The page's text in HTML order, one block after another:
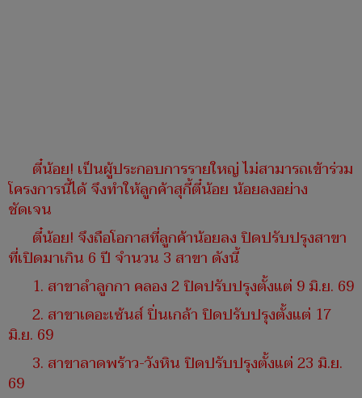
ตี๋น้อย! เป็นผู้ประกอบการรายใหญ่ ไม่สามารถเข้าร่วม
โครงการนี้ได้ จึงทำให้ลูกค้าสุกี้ตี๋น้อย น้อยลงอย่าง
ชัดเจน
ตี๋น้อย! จึงถือโอกาสที่ลูกค้าน้อยลง ปิดปรับปรุงสาขา
ที่เปิดมาเกิน 6 ปี จำนวน 3 สาขา ดังนี้
1. สาขาลำลูกกา คลอง 2 ปิดปรับปรุงตั้งแต่ 9 มิ.ย. 69
2. สาขาเดอะเซ้นส์ ปิ่นเกล้า ปิดปรับปรุงตั้งแต่ 17
มิ.ย. 69
3. สาขาลาดพร้าว-วังหิน ปิดปรับปรุงตั้งแต่ 23 มิ.ย.
69